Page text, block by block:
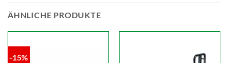
ÄHNLICHE PRODUKTE
-15%